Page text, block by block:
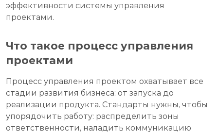
эффективности системы управления
проектами.
Что такое процесс управления
проектами
Процесс управления проектом охватывает все
стадии развития бизнеса: от запуска до
реализации продукта. Стандарты нужны, чтобы
упорядочить работу: распределить зоны
ответственности, наладить коммуникацию